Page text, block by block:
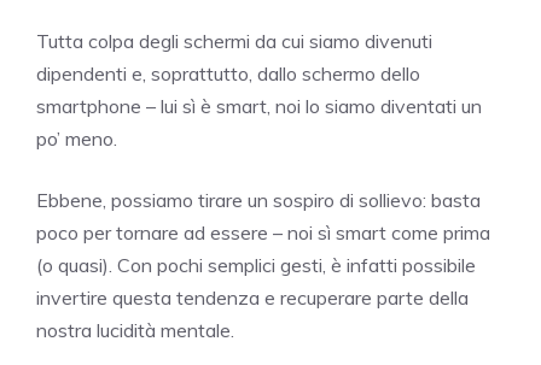
Tutta colpa degli schermi da cui siamo divenuti
dipendenti e, soprattutto, dallo schermo dello
smartphone – lui sì è smart, noi lo siamo diventati un
po’ meno.
Ebbene, possiamo tirare un sospiro di sollievo: basta
poco per tornare ad essere – noi sì smart come prima
(o quasi). Con pochi semplici gesti, è infatti possibile
invertire questa tendenza e recuperare parte della
nostra lucidità mentale.